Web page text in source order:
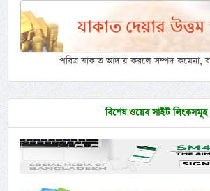
পবিত্র যাকাত আদায় করলে সম্পদ কমেনা,
বিশেষ ওয়েব সাইট লিংকসমূহ